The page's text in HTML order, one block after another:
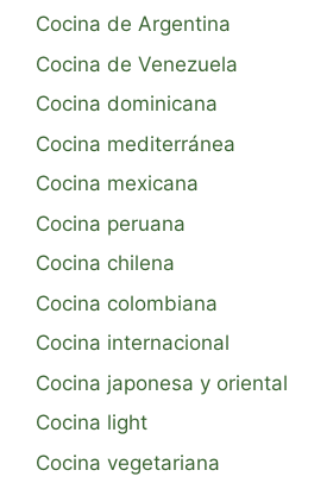
Cocina de Argentina
Cocina de Venezuela
Cocina dominicana
Cocina mediterránea
Cocina mexicana
Cocina peruana
Cocina chilena
Cocina colombiana
Cocina internacional
Cocina japonesa y oriental
Cocina light
Cocina vegetariana